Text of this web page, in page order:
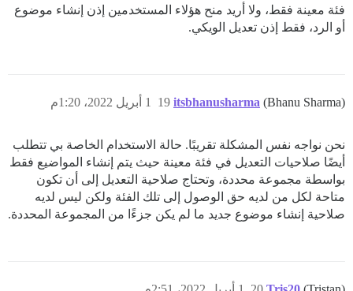
فئة معينة فقط، ولا أريد منح هؤلاء المستخدمين إذن إنشاء موضوع
أو الرد، فقط إذن تعديل الويكي.
itsbhanusharma (Bhanu Sharma) 1 أبريل 2022، 1:20م 19
نحن نواجه نفس المشكلة تقريبًا. حالة الاستخدام الخاصة بي تتطلب
أيضًا صلاحيات التعديل في فئة معينة حيث يتم إنشاء المواضيع فقط
بواسطة مجموعة محددة، وتحتاج صلاحية التعديل إلى أن تكون
متاحة لكل من لديه حق الوصول إلى تلك الفئة ولكن ليس لديه
صلاحية إنشاء موضوع جديد ما لم يكن جزءًا من المجموعة المحددة.